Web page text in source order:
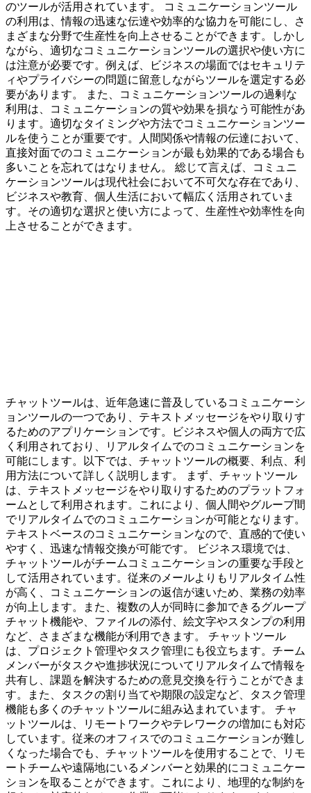
のツールが活用されています。 コミュニケーションツール
の利用は、情報の迅速な伝達や効率的な協力を可能にし、さ
まざまな分野で生産性を向上させることができます。しかし
ながら、適切なコミュニケーションツールの選択や使い方に
は注意が必要です。例えば、ビジネスの場面ではセキュリテ
ィやプライバシーの問題に留意しながらツールを選定する必
要があります。 また、コミュニケーションツールの過剰な
利用は、コミュニケーションの質や効果を損なう可能性があ
ります。適切なタイミングや方法でコミュニケーションツー
ルを使うことが重要です。人間関係や情報の伝達において、
直接対面でのコミュニケーションが最も効果的である場合も
多いことを忘れてはなりません。 総じて言えば、コミュニ
ケーションツールは現代社会において不可欠な存在であり、
ビジネスや教育、個人生活において幅広く活用されていま
す。その適切な選択と使い方によって、生産性や効率性を向
上させることができます。
チャットツールは、近年急速に普及しているコミュニケーシ
ョンツールの一つであり、テキストメッセージをやり取りす
るためのアプリケーションです。ビジネスや個人の両方で広
く利用されており、リアルタイムでのコミュニケーションを
可能にします。以下では、チャットツールの概要、利点、利
用方法について詳しく説明します。 まず、チャットツール
は、テキストメッセージをやり取りするためのプラットフォ
ームとして利用されます。これにより、個人間やグループ間
でリアルタイムでのコミュニケーションが可能となります。
テキストベースのコミュニケーションなので、直感的で使い
やすく、迅速な情報交換が可能です。 ビジネス環境では、
チャットツールがチームコミュニケーションの重要な手段と
して活用されています。従来のメールよりもリアルタイム性
が高く、コミュニケーションの返信が速いため、業務の効率
が向上します。また、複数の人が同時に参加できるグループ
チャット機能や、ファイルの添付、絵文字やスタンプの利用
など、さまざまな機能が利用できます。 チャットツール
は、プロジェクト管理やタスク管理にも役立ちます。チーム
メンバーがタスクや進捗状況についてリアルタイムで情報を
共有し、課題を解決するための意見交換を行うことができま
す。また、タスクの割り当てや期限の設定など、タスク管理
機能も多くのチャットツールに組み込まれています。 チャ
ットツールは、リモートワークやテレワークの増加にも対応
しています。従来のオフィスでのコミュニケーションが難し
くなった場合でも、チャットツールを使用することで、リモ
ートチームや遠隔地にいるメンバーと効果的にコミュニケー
ションを取ることができます。これにより、地理的な制約を